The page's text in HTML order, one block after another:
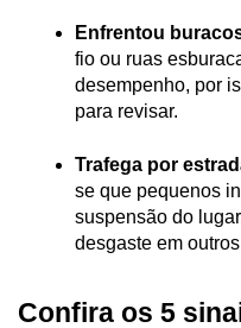
Enfrentou
fio ou ruas
desempenho, por
para revisar.
Trafega por
se que pequenos
suspensão do
desgaste em
Confira os 5